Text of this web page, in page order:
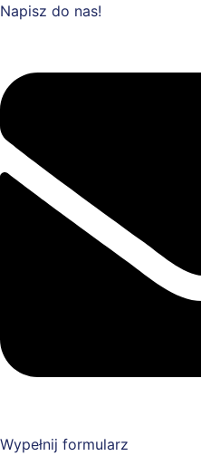
Napisz do nas!
Wypełnij formularz